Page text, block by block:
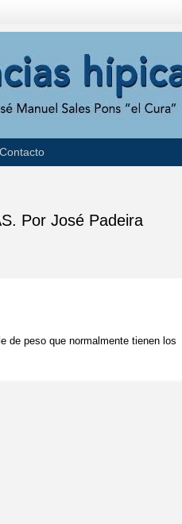
Contacto
Por José Padeira
de peso que normalmente tienen los